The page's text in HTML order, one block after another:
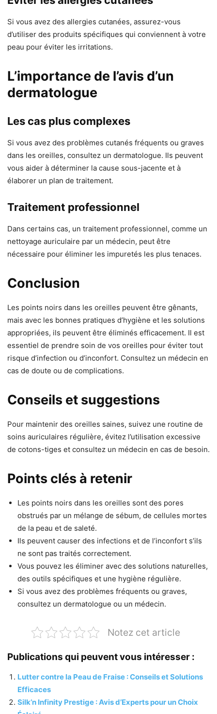
Si vous avez des allergies cutanées, assurez-vous
d’utiliser des produits spécifiques qui conviennent à votre
peau pour éviter les irritations.
L’importance de l’avis d’un
dermatologue
Les cas plus complexes
Si vous avez des problèmes cutanés fréquents ou graves
dans les oreilles, consultez un dermatologue. Ils peuvent
vous aider à déterminer la cause sous-jacente et à
élaborer un plan de traitement.
Traitement professionnel
Dans certains cas, un traitement professionnel, comme un
nettoyage auriculaire par un médecin, peut être
nécessaire pour éliminer les impuretés les plus tenaces.
Conclusion
Les points noirs dans les oreilles peuvent être gênants,
mais avec les bonnes pratiques d’hygiène et les solutions
appropriées, ils peuvent être éliminés efficacement. Il est
essentiel de prendre soin de vos oreilles pour éviter tout
risque d’infection ou d’inconfort. Consultez un médecin en
cas de doute ou de complications.
Conseils et suggestions
Pour maintenir des oreilles saines, suivez une routine de
soins auriculaires régulière, évitez l’utilisation excessive
de cotons-tiges et consultez un médecin en cas de besoin.
Points clés à retenir
Les points noirs dans les oreilles sont des pores
obstrués par un mélange de sébum, de cellules mortes
de la peau et de saleté.
Ils peuvent causer des infections et de l’inconfort s’ils
ne sont pas traités correctement.
Vous pouvez les éliminer avec des solutions naturelles,
des outils spécifiques et une hygiène régulière.
Si vous avez des problèmes fréquents ou graves,
consultez un dermatologue ou un médecin.
Notez cet article
Publications qui peuvent vous intéresser :
Lutter contre la Peau de Fraise : Conseils et Solutions
Efficaces
Silk’n Infinity Prestige : Avis d’Experts pour un Choix